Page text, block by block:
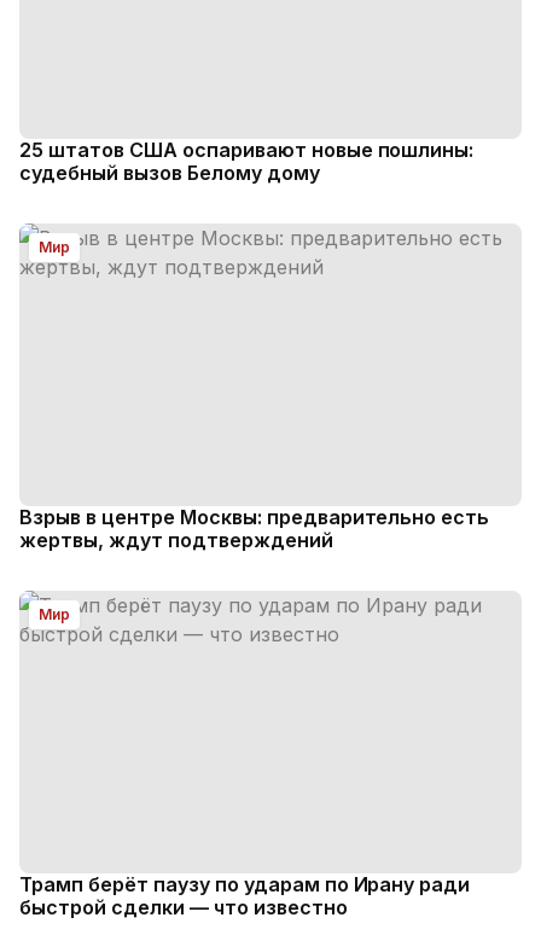
25 штатов США оспаривают новые пошлины:
судебный вызов Белому дому
Мир
Взрыв в центре Москвы: предварительно есть
жертвы, ждут подтверждений
Мир
Трамп берёт паузу по ударам по Ирану ради
быстрой сделки — что известно